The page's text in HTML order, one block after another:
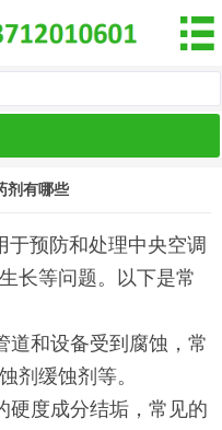

剂有哪些
于预防和处理中央空调
长等问题。以下是常
道和设备受到腐蚀，常
剂缓蚀剂等。
硬度成分结垢，常见的